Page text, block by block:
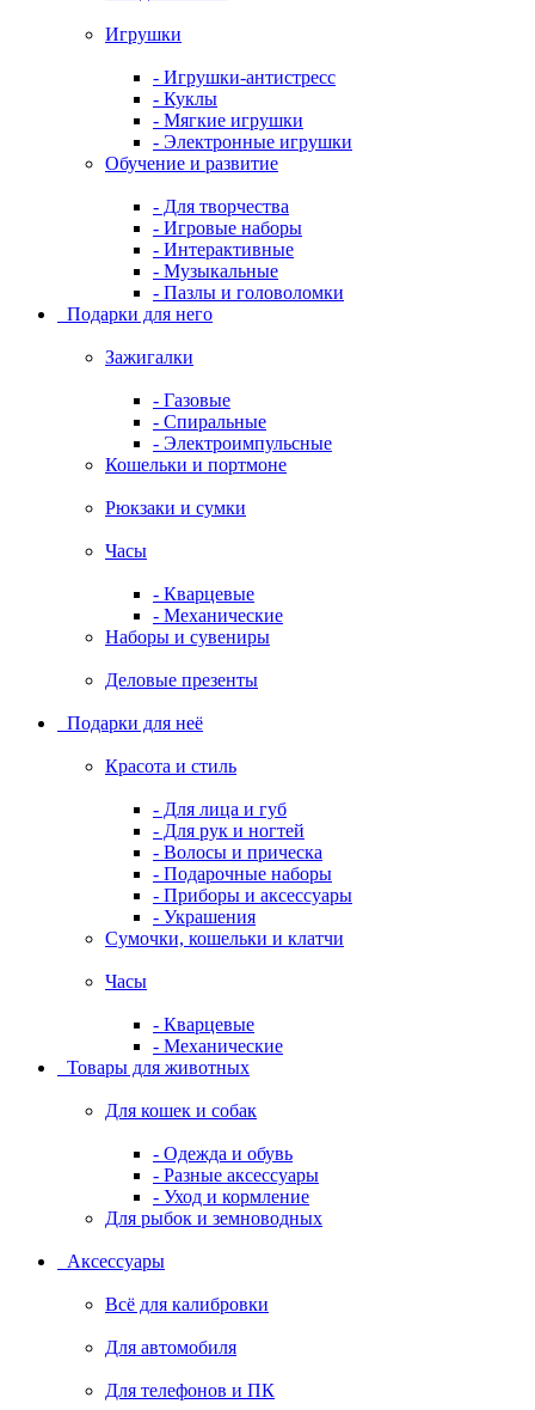
Игрушки
- Игрушки-антистресс
- Куклы
- Мягкие игрушки
- Электронные игрушки
Обучение и развитие
- Для творчества
- Игровые наборы
- Интерактивные
- Музыкальные
- Пазлы и головоломки
Подарки для него
Зажигалки
- Газовые
- Спиральные
- Электроимпульсные
Кошельки и портмоне
Рюкзаки и сумки
Часы
- Кварцевые
- Механические
Наборы и сувениры
Деловые презенты
Подарки для неё
Красота и стиль
- Для лица и губ
- Для рук и ногтей
- Волосы и прическа
- Подарочные наборы
- Приборы и аксессуары
- Украшения
Сумочки, кошельки и клатчи
Часы
- Кварцевые
- Механические
Товары для животных
Для кошек и собак
- Одежда и обувь
- Разные аксессуары
- Уход и кормление
Для рыбок и земноводных
Аксессуары
Всё для калибровки
Для автомобиля
Для телефонов и ПК